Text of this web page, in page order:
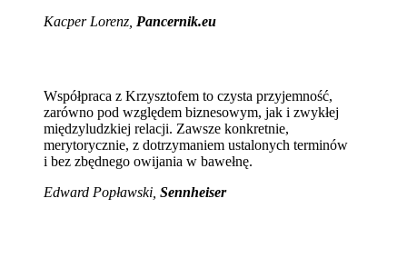
Kacper Lorenz, Pancernik.eu
Współpraca z Krzysztofem to czysta przyjemność,
zarówno pod względem biznesowym, jak i zwykłej
międzyludzkiej relacji. Zawsze konkretnie,
merytorycznie, z dotrzymaniem ustalonych terminów
i bez zbędnego owijania w bawełnę.
Edward Popławski, Sennheiser